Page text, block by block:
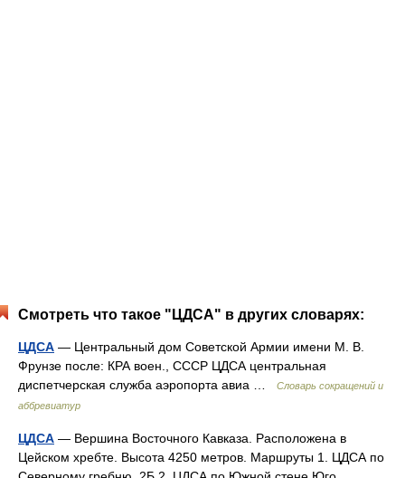
Смотреть что такое "ЦДСА" в других словарях:
ЦДСА — Центральный дом Советской Армии имени М. В.
Фрунзе после: КРА воен., СССР ЦДСА центральная
диспетчерская служба аэропорта авиа …
Словарь сокращений и
аббревиатур
ЦДСА — Вершина Восточного Кавказа. Расположена в
Цейском хребте. Высота 4250 метров. Маршруты 1. ЦДСА по